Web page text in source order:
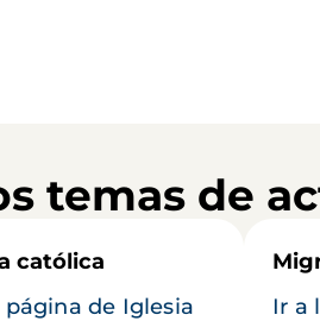
temas de
católica
página de Iglesia
Ir a